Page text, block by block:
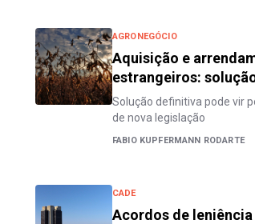
AGRONEGÓCIO
Aquisição e
estrangeiros:
Solução definitiva pode vir
de nova legislação
FABIO KUPFERMANN RODARTE
CADE
Acordos de